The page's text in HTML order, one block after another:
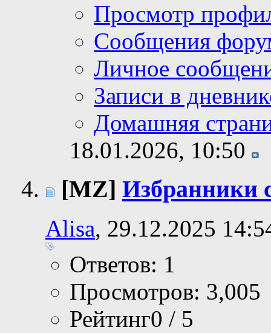
Просмотр
Сообщения
Личное
Записи в
Домашняя
18.01.2026, 10:50
[MZ] Избранники
Alisa, 29.12.2025
Ответов: 1
Просмотров: 3,005
Рейтинг0 / 5